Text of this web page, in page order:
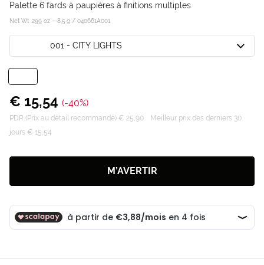
Palette 6 fards à paupières à finitions multiples
Net Wt .299 oz – 8,5 g / 040661A001
001 - CITY LIGHTS
€ 15,54 (-40%)
PDR (Prix au détail recommandé) € 25,90
Meilleur prix des derniers 30
jours € 15,54
M’AVERTIR